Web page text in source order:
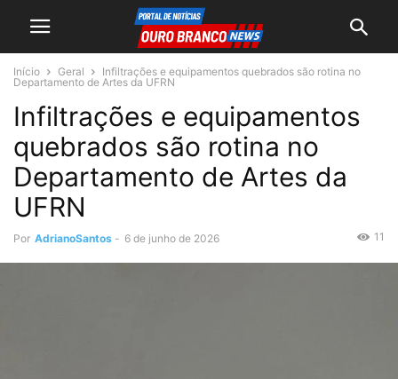
Início Geral
Infiltrações e equipamentos quebrados são rotina no
Departamento de Artes da UFRN
Infiltrações e equipamentos
quebrados são rotina no
Departamento de Artes da
UFRN
Por AdrianoSantos - 6 de junho de 2026 11